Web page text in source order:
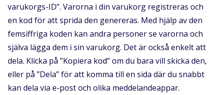
varukorgs-ID”. Varorna i din varukorg registreras och
en kod för att sprida den genereras. Med hjälp av den
femsiffriga koden kan andra personer se varorna och
själva lägga dem i sin varukorg. Det är också enkelt att
dela. Klicka på ”Kopiera kod” om du bara vill skicka den,
eller på ”Dela” för att komma till en sida där du snabbt
kan dela via e-post och olika meddelandeappar.